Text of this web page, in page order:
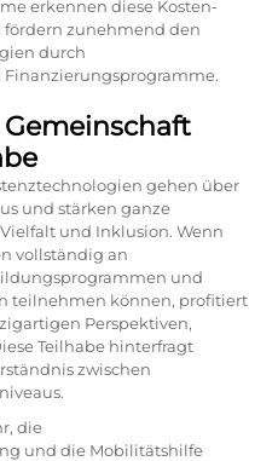
erkennen diese Kosten-
zunehmend den
durch
gehen über
und stärken ganze
und Inklusion. Wenn
vollständig an
und
teilnehmen können, profitiert
Perspektiven,
Teilhabe hinterfragt
zwischen
die
und die Mobilitätshilfe